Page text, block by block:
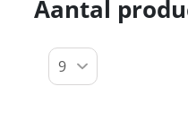
Aantal